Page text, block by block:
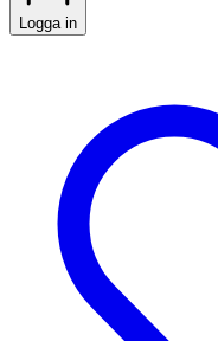
Logga in